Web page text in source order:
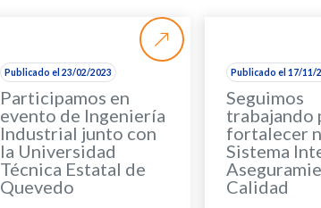
Publicado el 23/02/2023
Participamos en
evento de Ingeniería
Industrial junto con
la Universidad
Técnica Estatal de
Quevedo
Publicado el 17/11/
Seguimos
trabajando
fortalecer
Sistema
Calidad